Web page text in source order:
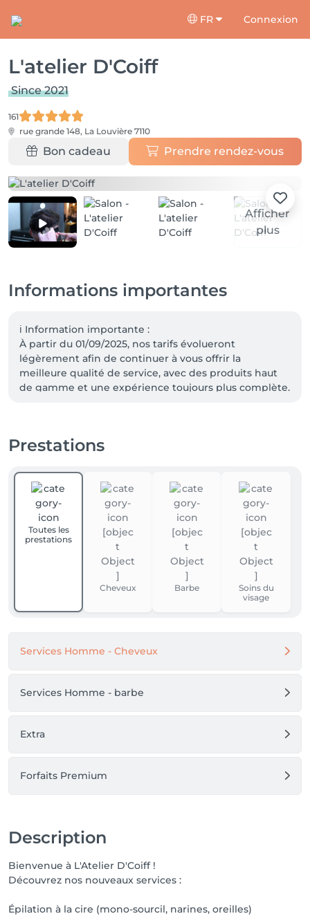
FR Connexion
L'atelier D'Coiff
Since 2021
161
rue grande 148, La Louvière 7110
Bon cadeau Prendre rendez-vous
Afficher
plus
Informations importantes
ℹ️ Information importante :
À partir du 01/09/2025, nos tarifs évolueront
légèrement afin de continuer à vous offrir la
meilleure qualité de service, avec des produits haut
de gamme et une expérience toujours plus complète.
disponibles,  n'hésitez pas à nous téléphoner sur le
0471/93.93.05
Prestations
Toutes les
prestations
Cheveux Barbe
Soins du
visage
Services Homme - Cheveux
Services Homme - barbe
Extra
Forfaits Premium
Description
Bienvenue à L'Atelier D'Coiff !
Découvrez nos nouveaux services :
Épilation à la cire (mono-sourcil, narines, oreilles)